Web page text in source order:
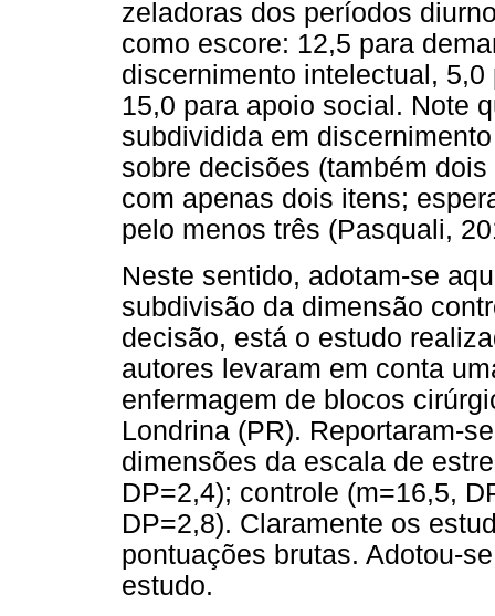
zeladoras dos períodos
como escore: 12,5 para
discernimento intelectual,
15,0 para apoio social. Note
subdividida em
sobre decisões (também
com apenas dois itens;
pelo menos três (Pasquali,
Neste sentido, adotam-se
subdivisão da dimensão
decisão, está o estudo
autores levaram em conta
enfermagem de blocos
Londrina (PR). Reportaram-
dimensões da escala de
DP=2,4); controle (m=16,5,
DP=2,8). Claramente os
pontuações brutas. Adotou-
estudo.